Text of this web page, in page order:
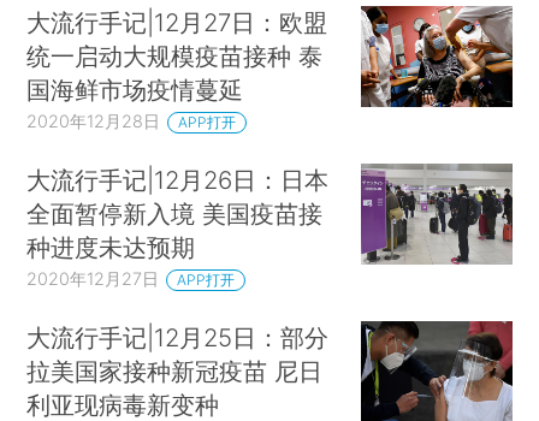
大流行手记|12月27日：欧盟
统一启动大规模疫苗接种 泰
国海鲜市场疫情蔓延
2020年12月28日 APP打开
大流行手记|12月26日：日本
全面暂停新入境 美国疫苗接
种进度未达预期
2020年12月27日 APP打开
大流行手记|12月25日：部分
拉美国家接种新冠疫苗 尼日
利亚现病毒新变种